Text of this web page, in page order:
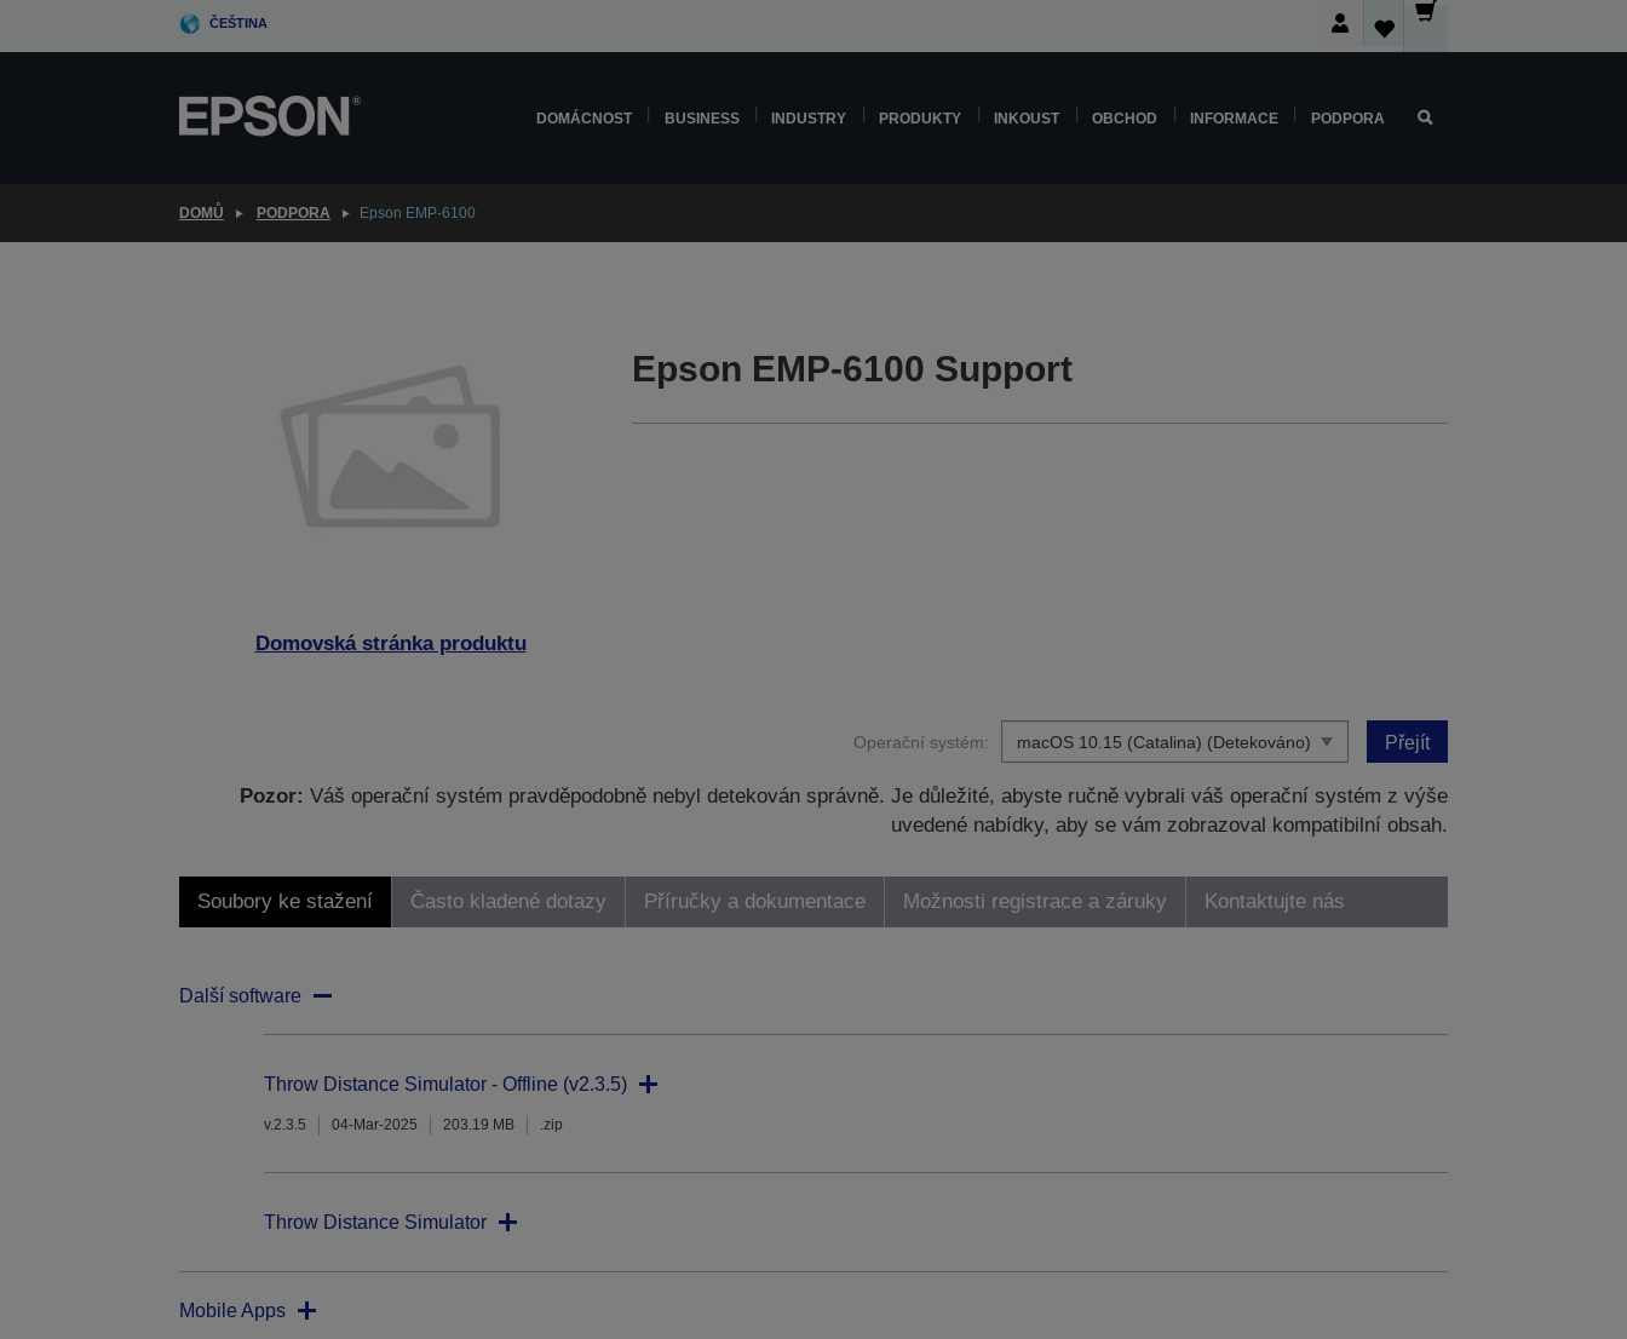
ČEŠTINA
DOMÁCNOST BUSINESS INDUSTRY PRODUKTY INKOUST OBCHOD INFORMACE PODPORA
DOMŮ PODPORA Epson EMP-6100
Domovská stránka produktu
Epson EMP-6100 Support
Operační systém: Přejít
Pozor: Váš operační systém pravděpodobně nebyl detekován správně. Je důležité, abyste ručně vybrali váš operační systém z výše
uvedené nabídky, aby se vám zobrazoval kompatibilní obsah.
Soubory ke stažení Často kladené dotazy Příručky a dokumentace Možnosti registrace a záruky Kontaktujte nás
Další software
Throw Distance Simulator - Offline (v2.3.5)
v.2.3.5 04-Mar-2025 203.19 MB .zip
Throw Distance Simulator
Mobile Apps